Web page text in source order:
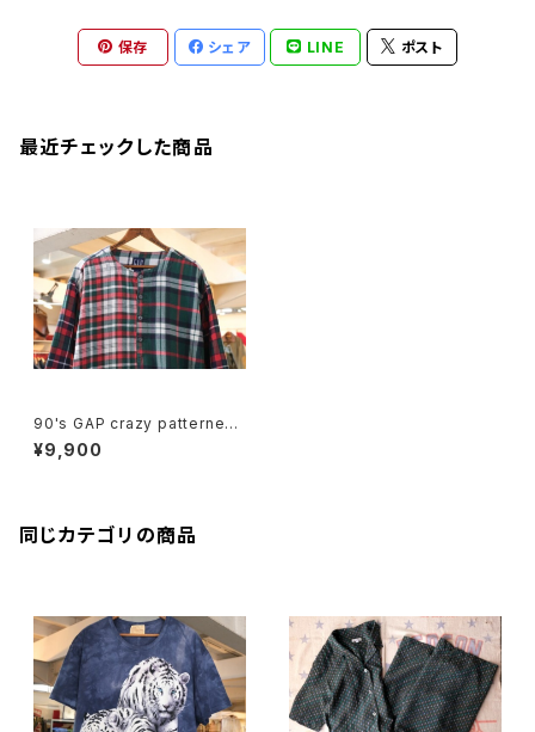
保存 シェア LINE ポスト
最近チェックした商品
90's GAP crazy patterned
flannel Dress
¥9,900
同じカテゴリの商品